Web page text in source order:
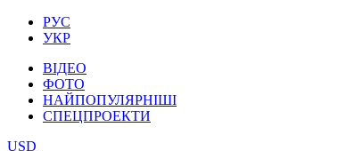
РУС
УКР
ВІДЕО
ФОТО
НАЙПОПУЛЯРНІШІ
СПЕЦПРОЕКТИ
USD